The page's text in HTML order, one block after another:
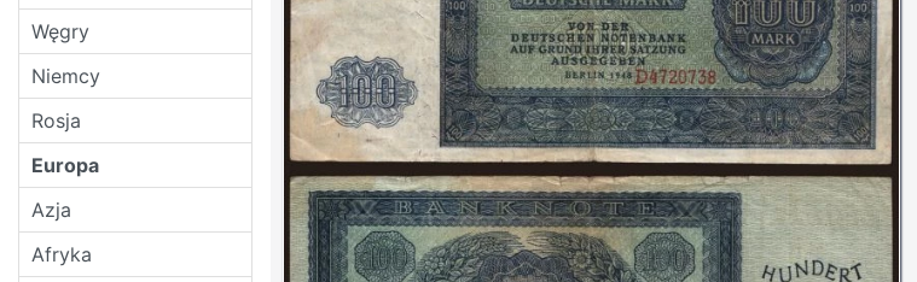
Węgry
Niemcy
Rosja
Europa
Azja
Afryka